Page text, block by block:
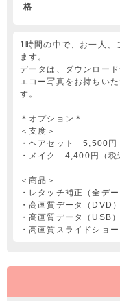
格
1時間の中で、お一人、
ます。
データは、ダウンロー
エコー写真をお持ちい
す。
＊オプション＊
＜支度＞
・ヘアセット 5,500円
・メイク 4,400円（税
＜商品＞
・レタッチ補正（全デ
・高画質データ（DVD
・高画質データ（
・高画質スライドショ